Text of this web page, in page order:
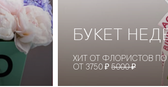
БУКЕТ
ХИТ ОТ ФЛОРИСТОВ
ОТ 3750 ₽ 5000 ₽